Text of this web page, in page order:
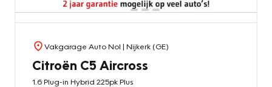
Vakgarage Auto Nol | Nijkerk (GE)
Citroën C5 Aircross
1.6 Plug-in Hybrid 225pk Plus